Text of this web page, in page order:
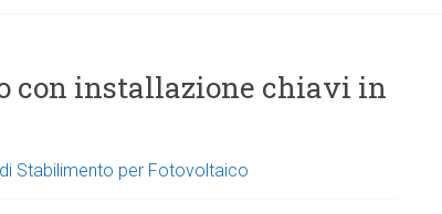
con installazione chiavi in
Stabilimento per Fotovoltaico